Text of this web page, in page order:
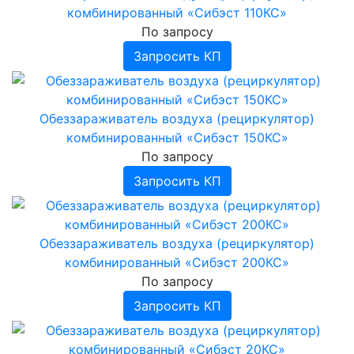
комбинированный «Сибэст 110КС»
По запросу
Запросить КП
Обеззараживатель воздуха (рециркулятор)
комбинированный «Сибэст 150КС»
По запросу
Запросить КП
Обеззараживатель воздуха (рециркулятор)
комбинированный «Сибэст 200КС»
По запросу
Запросить КП